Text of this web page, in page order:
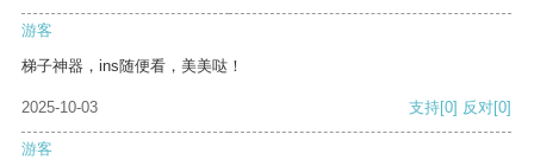
游客
梯子神器，ins随便看，美美哒！
2025-10-03 支持[0] 反对[0]
游客